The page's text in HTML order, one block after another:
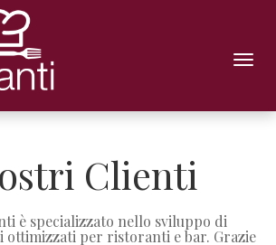
Clienti
è specializzato nello sviluppo di
ottimizzati per ristoranti e bar. Grazie